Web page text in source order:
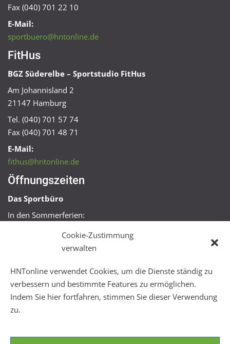
Cookie-Zustimmung
verwalten
HNTonline verwendet Cookies, um die Dienste ständig zu
verbessern und bestimmte Features zu ermöglichen.
Indem Sie hier fortfahren, stimmen Sie dieser Verwendung
zu.
Fax (040) 701 22 10
E-Mail:
sportbuero@hntonline.de
FitHus
BGZ Süderelbe – Sportstudio FitHus
Am Johannisland 2
21147 Hamburg
Tel. (040) 701 57 74
Fax (040) 701 48 71
E-Mail:
fithus@hntonline.de
Öffnungszeiten
Das Sportbüro
In den Sommerferien:
Mo + Mi 16:00 – 18:00 Uhr
Mo – Fr 08:00 – 22:00 Uhr
Sa + So 10:00 – 18:00 Uhr